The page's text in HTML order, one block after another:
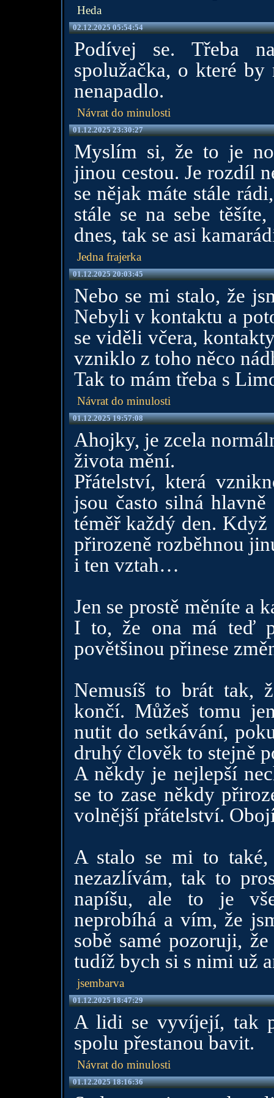
Heda
02.12.2025 05:54:54
Podívej se. Třeba
spolužačka, o které
nenapadlo.
Návrat do minulosti
01.12.2025 23:30:27
Myslím si, že to je
jinou cestou. Je rozdíl
se nějak máte stále
stále se na sebe
dnes, tak se asi
Jedna frajerka
01.12.2025 20:03:45
Nebo se mi stalo, že
Nebyli v kontaktu a
se viděli včera,
vzniklo z toho něco
Tak to mám třeba s
Návrat do minulosti
01.12.2025 19:57:08
Ahojky, je zcela
života mění.
Přátelství, která
jsou často silná
téměř každý den.
přirozeně rozběhnou
i ten vztah…
Jen se prostě měníte a
I to, že ona má teď
povětšinou přinese
Nemusíš to brát tak,
končí. Můžeš tomu
nutit do setkávání,
druhý člověk to stejně
A někdy je nejlepší
se to zase někdy
volnější přátelství.
A stalo se mi to
nezazlívám, tak to
napíšu, ale to je
neprobíhá a vím, že
sobě samé pozoruji,
tudíž bych si s nimi už
jsembarva
01.12.2025 18:47:29
A lidi se vyvíjejí, tak
spolu přestanou bavit.
Návrat do minulosti
01.12.2025 18:16:36